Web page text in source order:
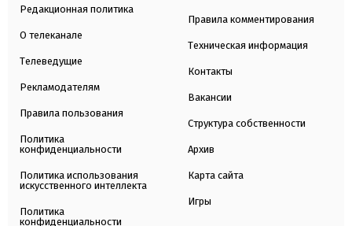
Редакционная политика
О телеканале
Телеведущие
Рекламодателям
Правила пользования
Политика
конфиденциальности
Политика использования
искусственного интеллекта
Политика
конфиденциальности
Правила комментирования
Техническая информация
Контакты
Вакансии
Структура собственности
Архив
Карта сайта
Игры